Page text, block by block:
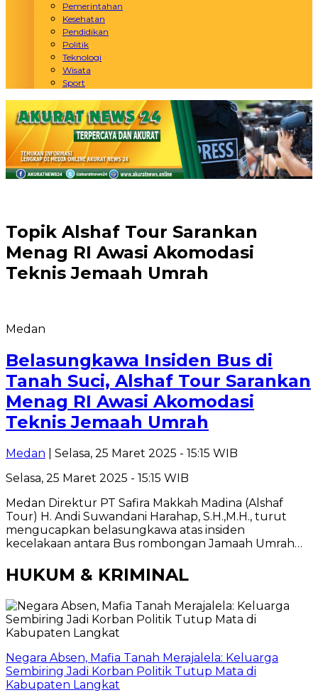
Pemerintahan
Kesehatan
Pendidikan
Politik
Teknologi
Wisata
Sport
Topik Alshaf Tour Sarankan
Menag RI Awasi Akomodasi
Teknis Jemaah Umrah
Medan
Belasungkawa Insiden Bus di
Tanah Suci, Alshaf Tour Sarankan
Menag RI Awasi Akomodasi
Teknis Jemaah Umrah
Medan | Selasa, 25 Maret 2025 - 15:15 WIB
Selasa, 25 Maret 2025 - 15:15 WIB
Medan Direktur PT Safira Makkah Madina (Alshaf
Tour) H. Andi Suwandani Harahap, S.H.,M.H., turut
mengucapkan belasungkawa atas insiden
kecelakaan antara Bus rombongan Jamaah Umrah…
HUKUM & KRIMINAL
Negara Absen, Mafia Tanah Merajalela: Keluarga
Sembiring Jadi Korban Politik Tutup Mata di
Kabupaten Langkat